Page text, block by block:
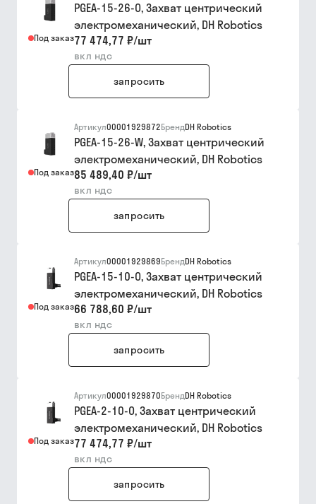
Под заказ
PGEA-15-26-O, Захват центрический
электромеханический, DH Robotics
77 474,77 ₽/шт
вкл ндс
запросить
Под заказ
Артикул00001929872БрендDH Robotics
PGEA-15-26-W, Захват центрический
электромеханический, DH Robotics
85 489,40 ₽/шт
вкл ндс
запросить
Под заказ
Артикул00001929869БрендDH Robotics
PGEA-15-10-O, Захват центрический
электромеханический, DH Robotics
66 788,60 ₽/шт
вкл ндс
запросить
Под заказ
Артикул00001929870БрендDH Robotics
PGEA-2-10-O, Захват центрический
электромеханический, DH Robotics
77 474,77 ₽/шт
вкл ндс
запросить